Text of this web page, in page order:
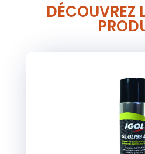
DÉCOUVREZ